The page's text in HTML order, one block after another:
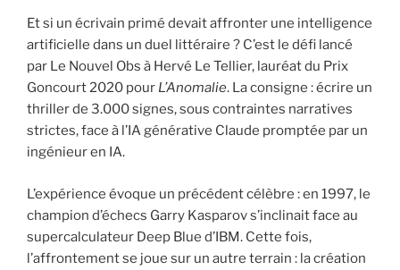
L
Et si un écrivain primé devait affronter une intelligence
artificielle dans un duel littéraire ? C’est le défi lancé
par Le Nouvel Obs à Hervé Le Tellier, lauréat du Prix
Goncourt 2020 pour L’Anomalie. La consigne : écrire un
thriller de 3.000 signes, sous contraintes narratives
strictes, face à l’IA générative Claude promptée par un
ingénieur en IA.
L’expérience évoque un précédent célèbre : en 1997, le
champion d’échecs Garry Kasparov s’inclinait face au
supercalculateur Deep Blue d’IBM. Cette fois,
l’affrontement se joue sur un autre terrain : la création